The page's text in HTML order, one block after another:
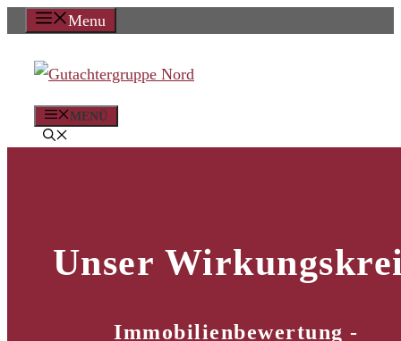
Zum
springen
Menu
MENÜ
Unser
Immobilienbewertung -